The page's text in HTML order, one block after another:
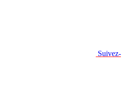
Suivez-